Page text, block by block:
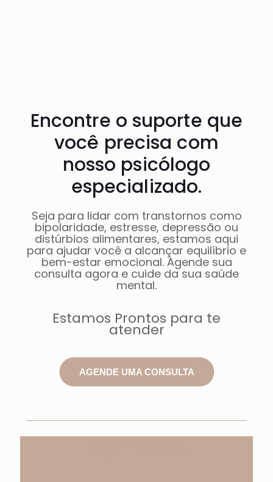
Encontre o suporte que
você precisa com
nosso psicólogo
especializado.
Seja para lidar com transtornos como
bipolaridade, estresse, depressão ou
distúrbios alimentares, estamos aqui
para ajudar você a alcançar equilíbrio e
bem-estar emocional. Agende sua
consulta agora e cuide da sua saúde
mental.
Estamos Prontos para te
atender
AGENDE UMA CONSULTA